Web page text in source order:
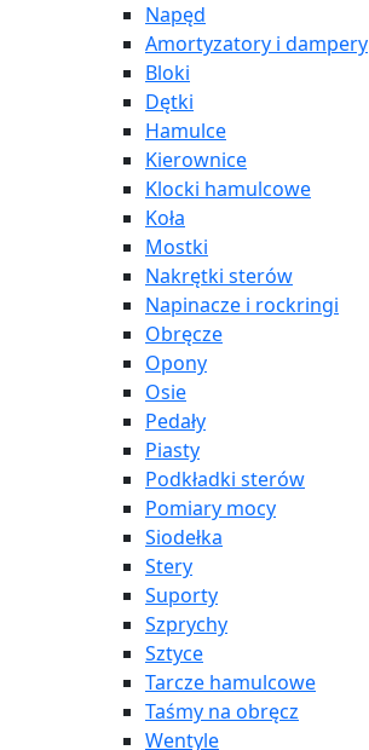
Napęd
Amortyzatory i dampery
Bloki
Dętki
Hamulce
Kierownice
Klocki hamulcowe
Koła
Mostki
Nakrętki sterów
Napinacze i rockringi
Obręcze
Opony
Osie
Pedały
Piasty
Podkładki sterów
Pomiary mocy
Siodełka
Stery
Suporty
Szprychy
Sztyce
Tarcze hamulcowe
Taśmy na obręcz
Wentyle